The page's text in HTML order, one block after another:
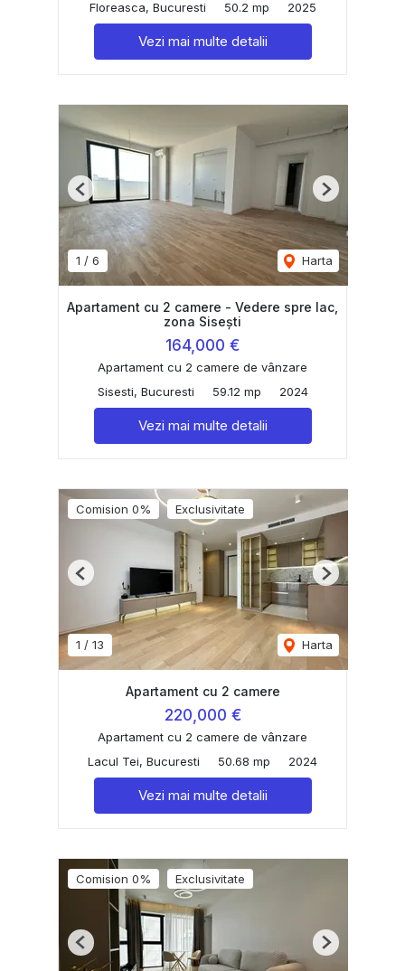
Floreasca, Bucuresti 50.2 mp 2025
Vezi mai multe detalii
1 / 6 Harta
Previous Next
Apartament cu 2 camere - Vedere spre lac,
zona Sisești
164,000 €
Apartament cu 2 camere de vânzare
Sisesti, Bucuresti
59.12 mp 2024
Vezi mai multe detalii
Comision 0% Exclusivitate
1 / 13 Harta
Previous Next
Apartament cu 2 camere
220,000 €
Apartament cu 2 camere de vânzare
Lacul Tei, Bucuresti
50.68 mp 2024
Vezi mai multe detalii
Comision 0% Exclusivitate
Previous Next